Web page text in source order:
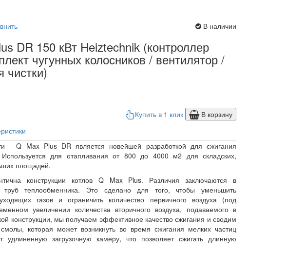
В наличии
DR 150 кВт Heiztechnik (контроллер
чугунных колосников / вентилятор /
чистки)
Купить в 1 клик
В корзину
- Q Max Plus DR является новейшей разработкой для сжигания
для отапливания от 800 до 4000 м2 для складских,
площадей.
конструкции котлов Q Max Plus. Различия заключаются в
труб теплообменника. Это сделано для того, чтобы уменьшить
газов и ограничить количество первичного воздуха (под
увеличении количества вторичного воздуха, подаваемого в
конструкции, мы получаем эффективное качество сжигания и сводим
которая может возникнуть во время сжигания мелких частиц
удлиненную загрузочную камеру, что позволяет сжигать длинную